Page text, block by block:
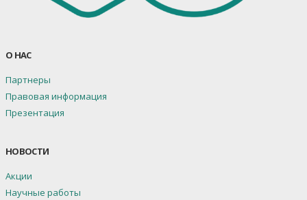
О НАС
Партнеры
Правовая информация
Презентация
НОВОСТИ
Акции
Научные работы